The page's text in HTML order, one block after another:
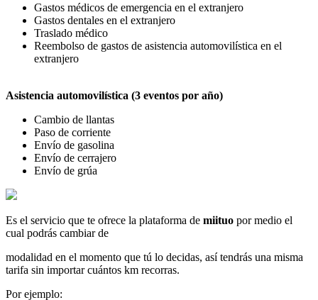
Gastos médicos de emergencia en el extranjero
Gastos dentales en el extranjero
Traslado médico
Reembolso de gastos de asistencia automovilística en el
extranjero
Asistencia automovilística (3 eventos por año)
Cambio de llantas
Paso de corriente
Envío de gasolina
Envío de cerrajero
Envío de grúa
Es el servicio que te ofrece la plataforma de miituo por medio el
cual podrás cambiar de
modalidad en el momento que tú lo decidas, así tendrás una misma
tarifa sin importar cuántos km recorras.
Por ejemplo: